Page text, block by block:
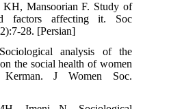
KH, Mansoorian F. Study of
factors affecting it. Soc
28. [Persian]
analysis of the
on the social health of women
Kerman. J Women Soc.